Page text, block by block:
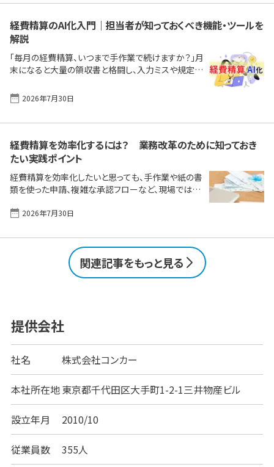
精算システムとその特徴まで紹介します。アナログ方
法あるいは汎用ソフトを使用している会社、そして経
費精算システムを導入するかどうか悩んでいる企業
の担当者の方は参考にしてください。 経費精算をまだ
アナログで行う中小企業にありがちな課題中小企業
が経費精算システムを導入するメリットと注意点中小
業におすすめの経費精算システ [&hellip;]
経費精算のAI化入門｜担当者が知っておくべき機能・ツールを
解説
「毎月の経費精算、いつまで手作業で続けますか？」月
末になると大量の領収書と格闘し、入力ミスや規定違
も面倒な入力作業や一時的な立て替えに負担を感じ
ています。このような、長年の課題であった非効率な経
持つ具体的な機能から、導入によって得られる本質的
なメリット、おすすめ製品、そして自社に最適なシステ
ムを選び抜くためのポイントまで網羅的に解説します。
AIの力で経費精算業務を次世代のステージへと引き
上げる、その第一歩を踏み出しましょう。 この
2026年7月30日
経費精算を効率化するには？ 業務改革のために知っておき
たい実践ポイント
経費精算を効率化したいと思っても、手作業や紙の書
類を使った申請、複雑な承認フローなど、現場ではさ
が集中したり、ミスが多発して担当者の負担が大きく
務のなかで困ることが多いものです。 この記事では、
そんな経費精算にまつわる課題を整理しながら、効率
化のための実践的なポイントや、具体的なシステム導
入の方法について分かりやすく紹介します。 この1ペー
[&hellip;]
2026年7月30日
関連記事をもっと見る
提供会社
社名 株式会社コンカー
本社所在地東京都千代田区大手町1-2-1三井物産ビル
設立年月 2010/10
従業員数 355人